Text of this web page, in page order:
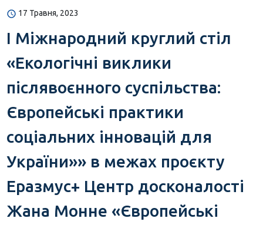
17 Травня, 2023
I Міжнародний круглий стіл
«Екологічні виклики
післявоєнного суспільства:
Європейські практики
соціальних інновацій для
України»» в межах проєкту
Еразмус+ Центр досконалості
Жана Монне «Європейські